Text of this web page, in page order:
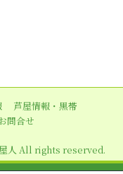
芦屋情報・黒帯
問合せ
人 All rights reserved.